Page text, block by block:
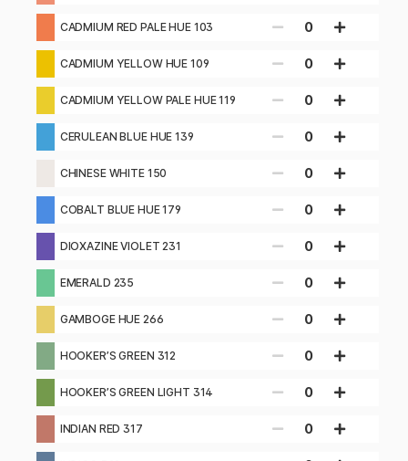
CADMIUM RED PALE HUE 103 0
CADMIUM YELLOW HUE 109 0
CADMIUM YELLOW PALE HUE 119 0
CERULEAN BLUE HUE 139 0
CHINESE WHITE 150 0
COBALT BLUE HUE 179 0
DIOXAZINE VIOLET 231 0
EMERALD 235 0
GAMBOGE HUE 266 0
HOOKER’S GREEN 312 0
HOOKER’S GREEN LIGHT 314 0
INDIAN RED 317 0